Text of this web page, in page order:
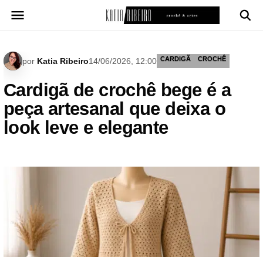
para
por Katia Ribeiro14/06/2026, 12:00 CARDIGÃ CROCHÊ
Cardigã de crochê bege é a
peça artesanal que deixa o
look leve e elegante